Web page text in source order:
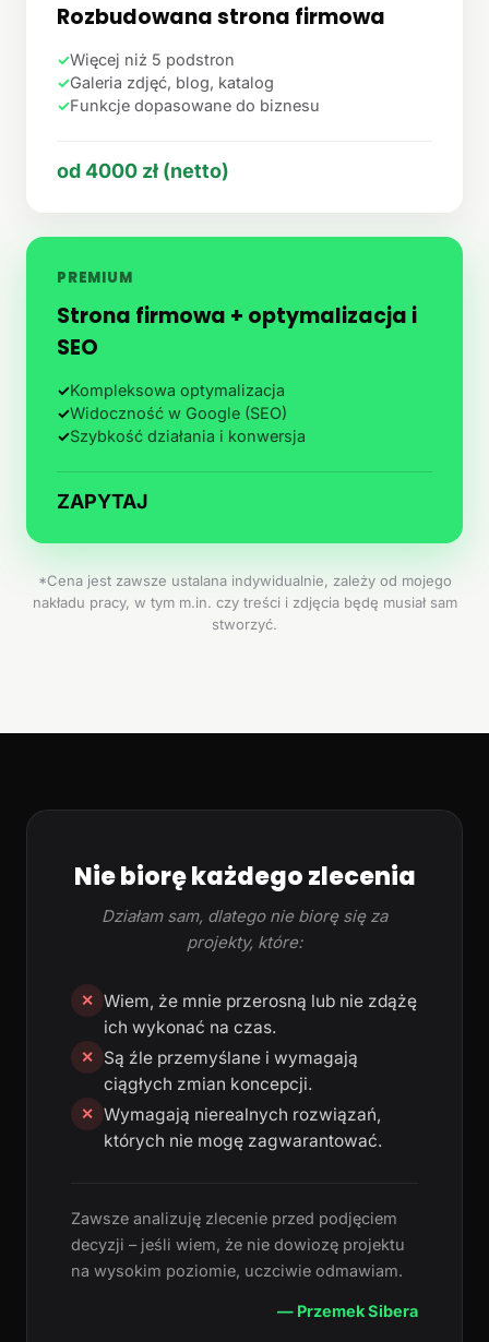
Rozbudowana strona firmowa
✓Więcej niż 5 podstron
✓Galeria zdjęć, blog, katalog
✓Funkcje dopasowane do biznesu
od 4000 zł (netto)
PREMIUM
Strona firmowa + optymalizacja i
SEO
✓Kompleksowa optymalizacja
✓Widoczność w Google (SEO)
✓Szybkość działania i konwersja
ZAPYTAJ
*Cena jest zawsze ustalana indywidualnie, zależy od mojego
nakładu pracy, w tym m.in. czy treści i zdjęcia będę musiał sam
stworzyć.
Nie biorę każdego zlecenia
Działam sam, dlatego nie biorę się za
projekty, które:
✕ Wiem, że mnie przerosną lub nie zdążę
ich wykonać na czas.
✕
Są źle przemyślane i wymagają
ciągłych zmian koncepcji.
✕ Wymagają nierealnych rozwiązań,
których nie mogę zagwarantować.
Zawsze analizuję zlecenie przed podjęciem
decyzji – jeśli wiem, że nie dowiozę projektu
na wysokim poziomie, uczciwie odmawiam.
— Przemek Sibera